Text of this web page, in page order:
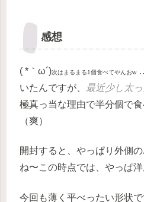
感想
( *｀ω´)次はまるまる1個食べてやんおw
いたんですが、
最近少し太
極真っ当な理由で半分個で
（爽）
開封すると、やっぱり外側
ね〜この時点では、やっぱ洋
今回も薄く平べったい形状